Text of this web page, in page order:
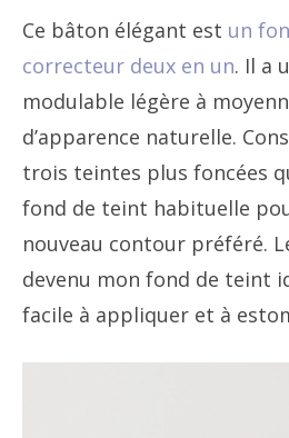
Ce bâton élégant est un
correcteur deux en un. Il a
modulable légère à
d’apparence naturelle.
trois teintes plus foncées
fond de teint habituelle
nouveau contour préféré.
devenu mon fond de teint
facile à appliquer et à